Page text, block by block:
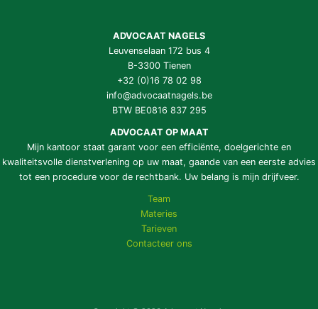
ADVOCAAT NAGELS
Leuvenselaan 172 bus 4
B-3300 Tienen
+32 (0)16 78 02 98
info@advocaatnagels.be
BTW BE0816 837 295
ADVOCAAT OP MAAT
Mijn kantoor staat garant voor een efficiënte, doelgerichte en
kwaliteitsvolle dienstverlening op uw maat, gaande van een eerste advies
tot een procedure voor de rechtbank. Uw belang is mijn drijfveer.
Team
Materies
Tarieven
Contacteer ons